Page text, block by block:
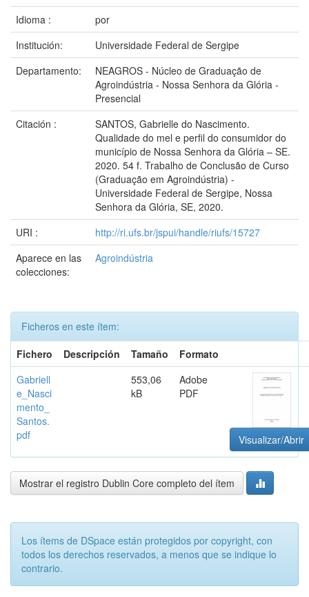
Idioma :
por
Institución:
Universidade Federal de Sergipe
Departamento:
NEAGROS - Núcleo de Graduação de
Agroindústria - Nossa Senhora da Glória -
Presencial
Citación :
SANTOS, Gabrielle do Nascimento.
Qualidade do mel e perfil do consumidor do
município de Nossa Senhora da Glória – SE.
2020. 54 f. Trabalho de Conclusão de Curso
(Graduação em Agroindústria) -
Universidade Federal de Sergipe, Nossa
Senhora da Glória, SE, 2020.
URI :
http://ri.ufs.br/jspui/handle/riufs/15727
Aparece en las
colecciones:
Agroindústria
Ficheros en este ítem:
Fichero
Descripción Tamaño
Formato
Gabriell
e_Nasci
mento_
Santos.
pdf
553,06
kB
Adobe
PDF
Visualizar/Abrir
Mostrar el registro Dublin Core completo del ítem
Los ítems de DSpace están protegidos por copyright, con
todos los derechos reservados, a menos que se indique lo
contrario.